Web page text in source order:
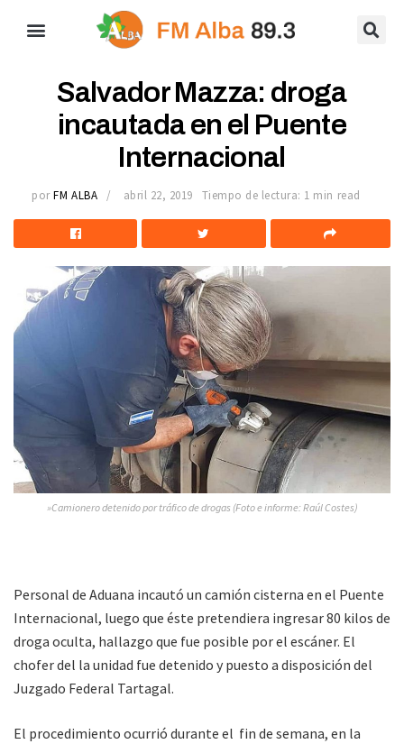
Salvador Mazza: droga
incautada en el Puente
Internacional
por FM ALBA abril 22, 2019 Tiempo de lectura: 1 min read
»Camionero detenido por tráfico de drogas (Foto e informe: Raúl Costes)
Personal de Aduana incautó un camión cisterna en el Puente
Internacional, luego que éste pretendiera ingresar 80 kilos de
droga oculta, hallazgo que fue posible por el escáner. El
chofer del la unidad fue detenido y puesto a disposición del
Juzgado Federal Tartagal.
El procedimiento ocurrió durante el fin de semana, en la